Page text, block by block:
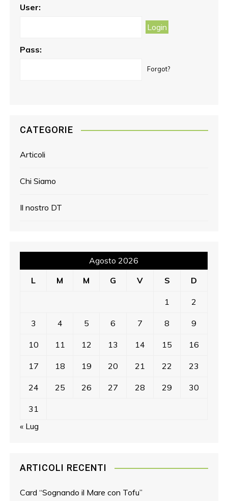
o
User:
Pass:
Forgot?
CATEGORIE
Articoli
Chi Siamo
Il nostro DT
Agosto 2026
L
M M G V S D
1 2
3 4 5 6 7 8 9
10 11 12 13 14 15 16
17 18 19 20 21 22 23
24 25 26 27 28 29 30
31
« Lug
ARTICOLI RECENTI
Card “Sognando il Mare con Tofu”